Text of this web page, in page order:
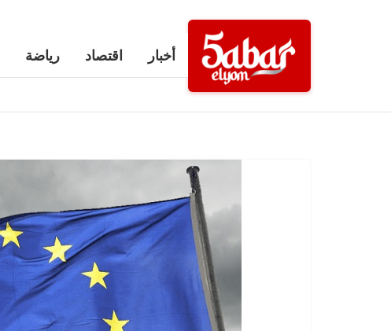
أخبار اقتصاد رياضة